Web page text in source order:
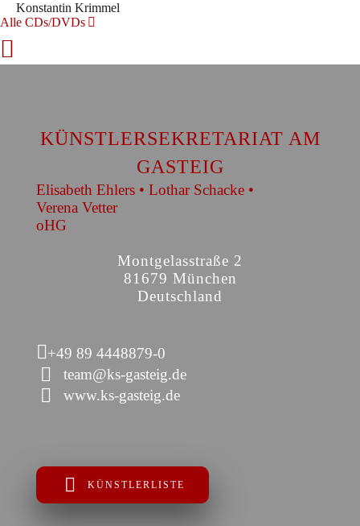
Konstantin Krimmel
Alle CDs/DVDs
KÜNSTLERSEKRETARIAT AM
GASTEIG
Elisabeth Ehlers • Lothar Schacke •
Verena Vetter
oHG
Montgelasstraße 2
81679 München
Deutschland
+49 89 4448879-0
team@ks-gasteig.de
www.ks-gasteig.de
KÜNSTLERLISTE